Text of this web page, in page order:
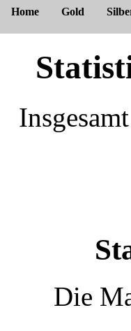
Home Gold
Insgesamt
Die